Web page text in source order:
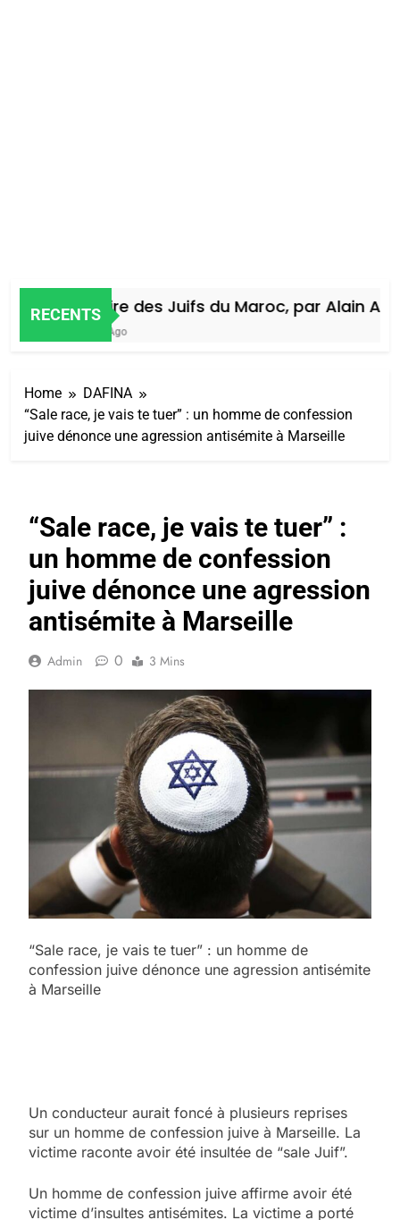
RECENTS
Histoire des Juifs du Maroc, par Alain Amiel
4 Jours Ago
Home
DAFINA
“Sale race, je vais te tuer” : un homme de confession
juive dénonce une agression antisémite à Marseille
“Sale race, je vais te tuer” :
un homme de confession
juive dénonce une agression
antisémite à Marseille
Admin 0 3 Mins
“Sale race, je vais te tuer” : un homme de
confession juive dénonce une agression antisémite
à Marseille
Un conducteur aurait foncé à plusieurs reprises
sur un homme de confession juive à Marseille. La
victime raconte avoir été insultée de “sale Juif”.
Un homme de confession juive affirme avoir été
victime d’insultes antisémites. La victime a porté